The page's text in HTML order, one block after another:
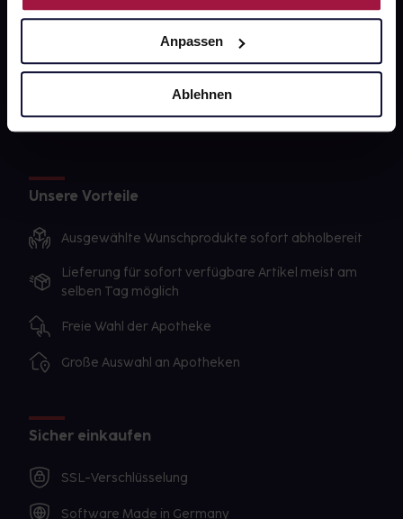
Anpassen
Ablehnen
Sanitätshäuser
Unsere Vorteile
Ausgewählte Wunschprodukte sofort abholbereit
Lieferung für sofort verfügbare Artikel meist am
selben Tag möglich
Freie Wahl der Apotheke
Große Auswahl an Apotheken
Sicher einkaufen
SSL-Verschlüsselung
Software Made in Germany